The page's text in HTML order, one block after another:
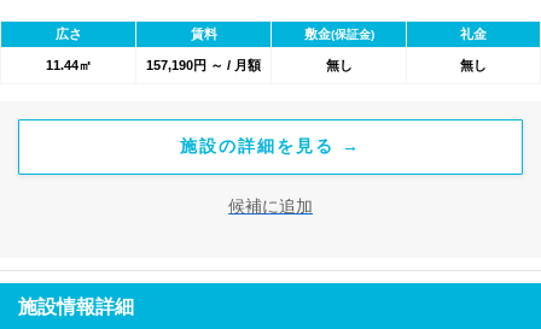
1800のワークスペースが利用可能★
広さ 賃料 敷金(保証金) 礼金
11.44㎡ 157,190円 ～ / 月額 無し 無し
施設の詳細を見る →
候補に追加
施設情報詳細